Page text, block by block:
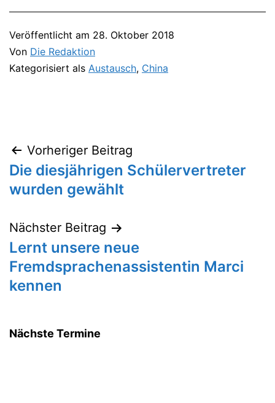
Veröffentlicht am 28. Oktober 2018
Von Die Redaktion
Kategorisiert als Austausch, China
Beitragsnavigation
Vorheriger Beitrag
Die diesjährigen Schülervertreter
wurden gewählt
Nächster Beitrag
Lernt unsere neue
Fremdsprachenassistentin Marci
kennen
Nächste Termine